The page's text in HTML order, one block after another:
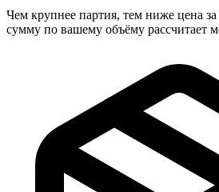
Чем крупнее партия, тем ниже цена
сумму по вашему объёму рассчитает